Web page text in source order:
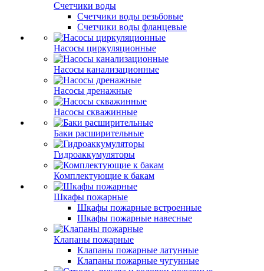
Счетчики воды
Счетчики воды резьбовые
Счетчики воды фланцевые
Насосы циркуляционные
Насосы канализационные
Насосы дренажные
Насосы скважинные
Баки расширительные
Гидроаккумуляторы
Комплектующие к бакам
Шкафы пожарные
Шкафы пожарные встроенные
Шкафы пожарные навесные
Клапаны пожарные
Клапаны пожарные латунные
Клапаны пожарные чугунные